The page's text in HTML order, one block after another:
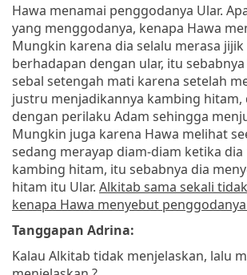
Hawa menamai penggodanya Ular.
yang menggodanya, kenapa Hawa
Mungkin karena dia selalu merasa jijik
berhadapan dengan ular, itu
sebal setengah mati karena setelah
justru menjadikannya kambing hitam,
dengan perilaku Adam sehingga
Mungkin juga karena Hawa melihat
sedang merayap diam-diam ketika dia
kambing hitam, itu sebabnya dia
hitam itu Ular. Alkitab sama sekali
kenapa Hawa menyebut penggodanya
Tanggapan Adrina:
Kalau Alkitab tidak menjelaskan, lalu